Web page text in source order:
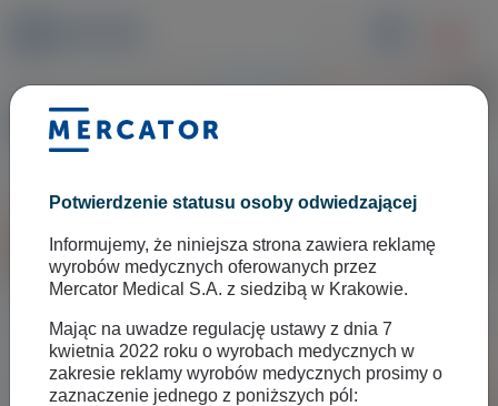
Motoryzacja
wyzwanie dla bezpieczeństwa rąk - smary,
chemikalia czy środki czyszczące mogą powodować
nieprzyjemne podrażnienia skóry, które w dłuższej
perspektywie czasu będą prowadzić do wystąpienia
reakcji alergicznych. Codzienny kontakt z różnymi
rodzajami substancji chemicznych – jak benzyną,
Potwierdzenie statusu osoby odwiedzającej
Informujemy, że niniejsza strona zawiera reklamę
wyrobów medycznych oferowanych przez
Mercator Medical S.A. z siedzibą w Krakowie.
Mając na uwadze regulację ustawy z dnia 7
kwietnia 2022 roku o wyrobach medycznych w
zakresie reklamy wyrobów medycznych prosimy o
zaznaczenie jednego z poniższych pól: